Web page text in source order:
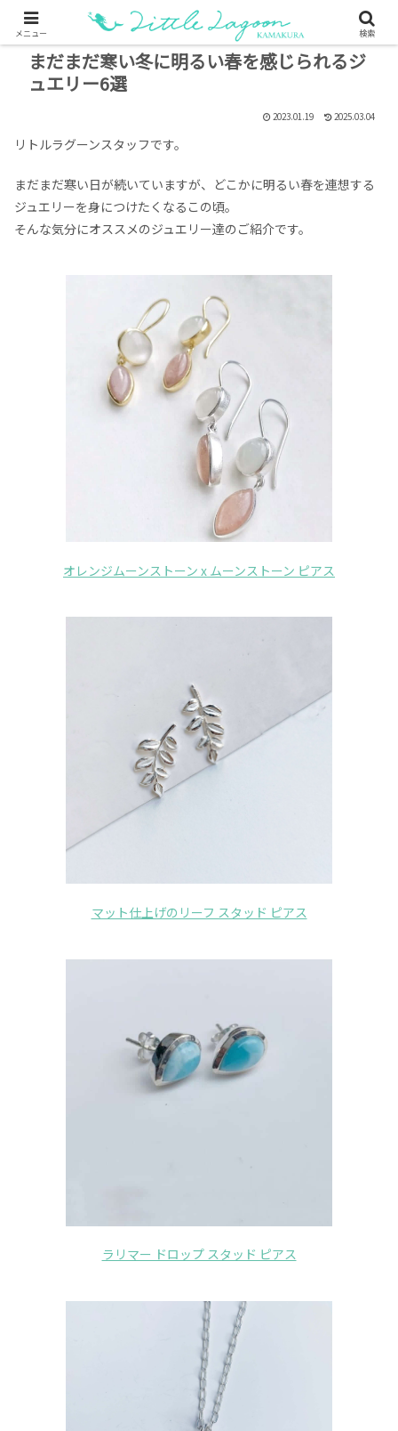
まだまだ寒い冬に明るい春を感じられるジ
ュエリー6選
2023.01.19 2025.03.04
リトルラグーンスタッフです。
まだまだ寒い日が続いていますが、どこかに明るい春を連想する
ジュエリーを身につけたくなるこの頃。
そんな気分にオススメのジュエリー達のご紹介です。
オレンジムーンストーン x ムーンストーン ピアス
マット仕上げのリーフ スタッド ピアス
ラリマー ドロップ スタッド ピアス
メニュー 検索